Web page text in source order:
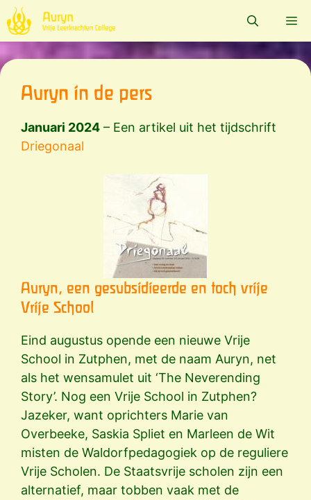
Ga
naar
de
inhoud
Auryn in de pers
Januari 2024 – Een artikel uit het tijdschrift
Driegonaal
Auryn, een gesubsidieerde en toch vrije
Vrije School
Eind augustus opende een nieuwe Vrije
School in Zutphen, met de naam Auryn, net
als het wensamulet uit ‘The Neverending
Story’. Nog een Vrije School in Zutphen?
Jazeker, want oprichters Marie van
Overbeeke, Saskia Spliet en Marleen de Wit
misten de Waldorfpedagogiek op de reguliere
Vrije Scholen. De Staatsvrije scholen zijn een
alternatief, maar tobben vaak met de